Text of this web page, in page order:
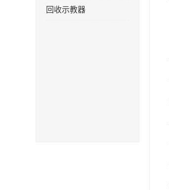
回收示教器